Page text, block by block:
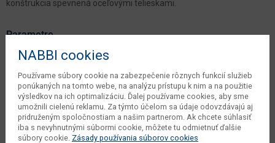
konštrukcia spevnená oceľovými telieskami.
Parametre
Šírka
Hĺbka 70 cm
Výška 75 cm
váha s obalom dodávateľa 35 kg
NABBI cookies
Používame súbory cookie na zabezpečenie rôznych funkcií služieb
ponúkaných na tomto webe, na analýzu prístupu k nim a na použitie
výsledkov na ich optimalizáciu. Ďalej používame cookies, aby sme
umožnili cielenú reklamu. Za týmto účelom sa údaje odovzdávajú aj
pridruženým spoločnostiam a našim partnerom. Ak chcete súhlasiť
iba s nevyhnutnými súbormi cookie, môžete tu odmietnuť ďalšie
súbory cookie. Zásady používania súborov cookies